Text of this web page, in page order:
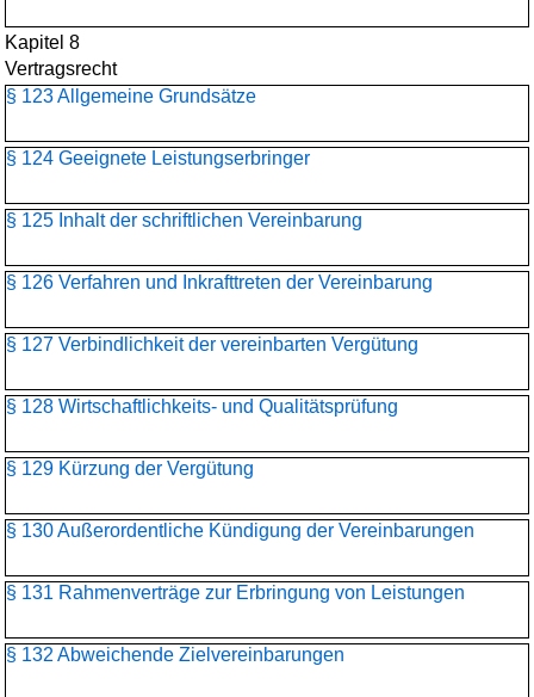
Kapitel 8
Vertragsrecht
§ 123 Allgemeine Grundsätze
§ 124 Geeignete Leistungserbringer
§ 125 Inhalt der schriftlichen Vereinbarung
§ 126 Verfahren und Inkrafttreten der Vereinbarung
§ 127 Verbindlichkeit der vereinbarten Vergütung
§ 128 Wirtschaftlichkeits- und Qualitätsprüfung
§ 129 Kürzung der Vergütung
§ 130 Außerordentliche Kündigung der Vereinbarungen
§ 131 Rahmenverträge zur Erbringung von Leistungen
§ 132 Abweichende Zielvereinbarungen